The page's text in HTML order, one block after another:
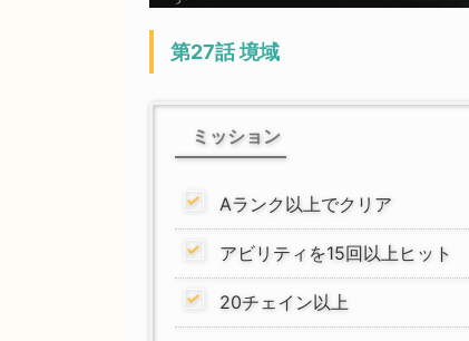
第27話 境域
ミッション
Aランク以上でクリア
アビリティを15回以上ヒット
20チェイン以上